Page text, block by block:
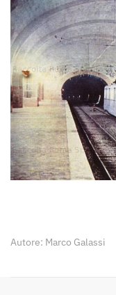
Autore: Marco Galassi